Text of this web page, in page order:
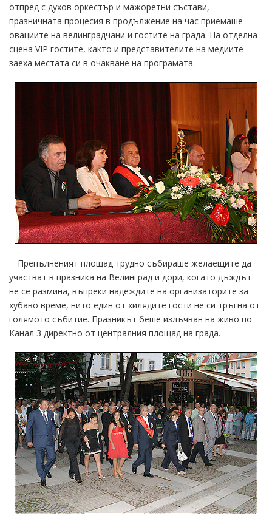
отпред с духов оркестър и мажоретни състави,
празничната процесия в продължение на час приемаше
овациите на велинградчани и гостите на града. На отделна
сцена VIP гостите, както и представителите на медиите
заеха местата си в очакване на програмата.
Препълненият площад трудно събираше желаещите да
участват в празника на Велинград и дори, когато дъждът
не се размина, въпреки надеждите на организаторите за
хубаво време, нито един от хилядите гости не си тръгна от
голямото събитие. Празникът беше излъчван на живо по
Канал 3 директно от централния площад на града.